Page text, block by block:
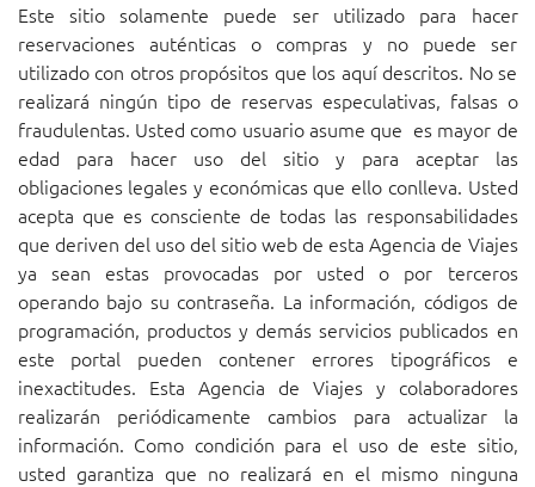
Este sitio solamente puede ser utilizado para hacer
reservaciones auténticas o compras y no puede ser
utilizado con otros propósitos que los aquí descritos. No se
realizará ningún tipo de reservas especulativas, falsas o
fraudulentas. Usted como usuario asume que es mayor de
edad para hacer uso del sitio y para aceptar las
obligaciones legales y económicas que ello conlleva. Usted
acepta que es consciente de todas las responsabilidades
que deriven del uso del sitio web de esta Agencia de Viajes
ya sean estas provocadas por usted o por terceros
operando bajo su contraseña. La información, códigos de
programación, productos y demás servicios publicados en
este portal pueden contener errores tipográficos e
inexactitudes. Esta Agencia de Viajes y colaboradores
realizarán periódicamente cambios para actualizar la
información. Como condición para el uso de este sitio,
usted garantiza que no realizará en el mismo ninguna